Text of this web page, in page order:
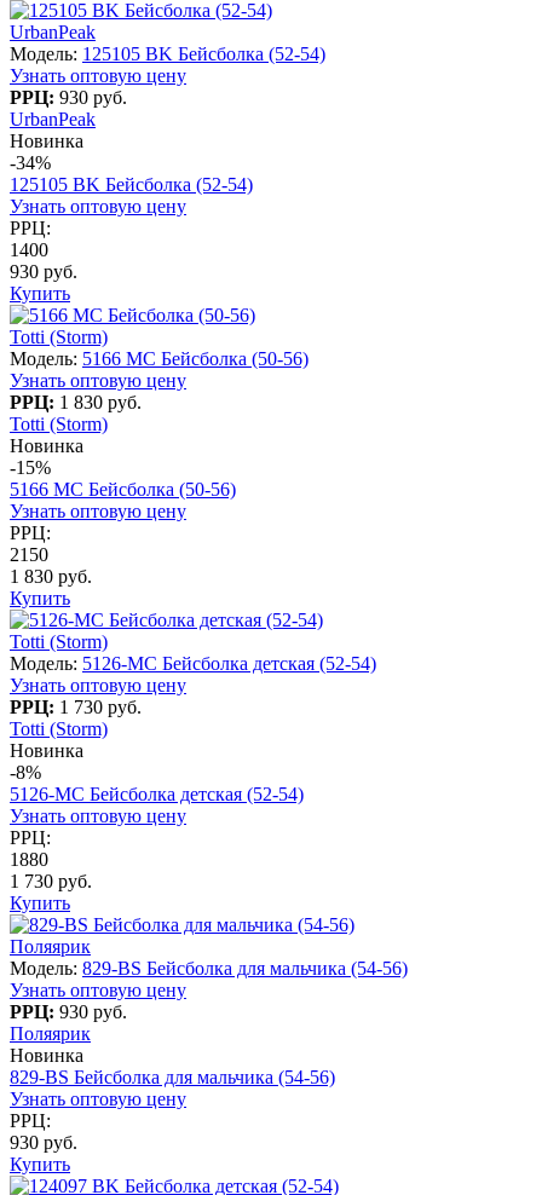
UrbanPeak
Модель: 125105 BK Бейсболка (52-54)
Узнать оптовую цену
РРЦ: 930 руб.
UrbanPeak
Новинка
-34%
125105 BK Бейсболка (52-54)
Узнать оптовую цену
РРЦ:
1400
930 руб.
Купить
Totti (Storm)
Модель: 5166 МС Бейсболка (50-56)
Узнать оптовую цену
РРЦ: 1 830 руб.
Totti (Storm)
Новинка
-15%
5166 МС Бейсболка (50-56)
Узнать оптовую цену
РРЦ:
2150
1 830 руб.
Купить
Totti (Storm)
Модель: 5126-МC Бейсболка детская (52-54)
Узнать оптовую цену
РРЦ: 1 730 руб.
Totti (Storm)
Новинка
-8%
5126-МC Бейсболка детская (52-54)
Узнать оптовую цену
РРЦ:
1880
1 730 руб.
Купить
Поляярик
Модель: 829-BS Бейсболка для мальчика (54-56)
Узнать оптовую цену
РРЦ: 930 руб.
Поляярик
Новинка
829-BS Бейсболка для мальчика (54-56)
Узнать оптовую цену
РРЦ:
930 руб.
Купить